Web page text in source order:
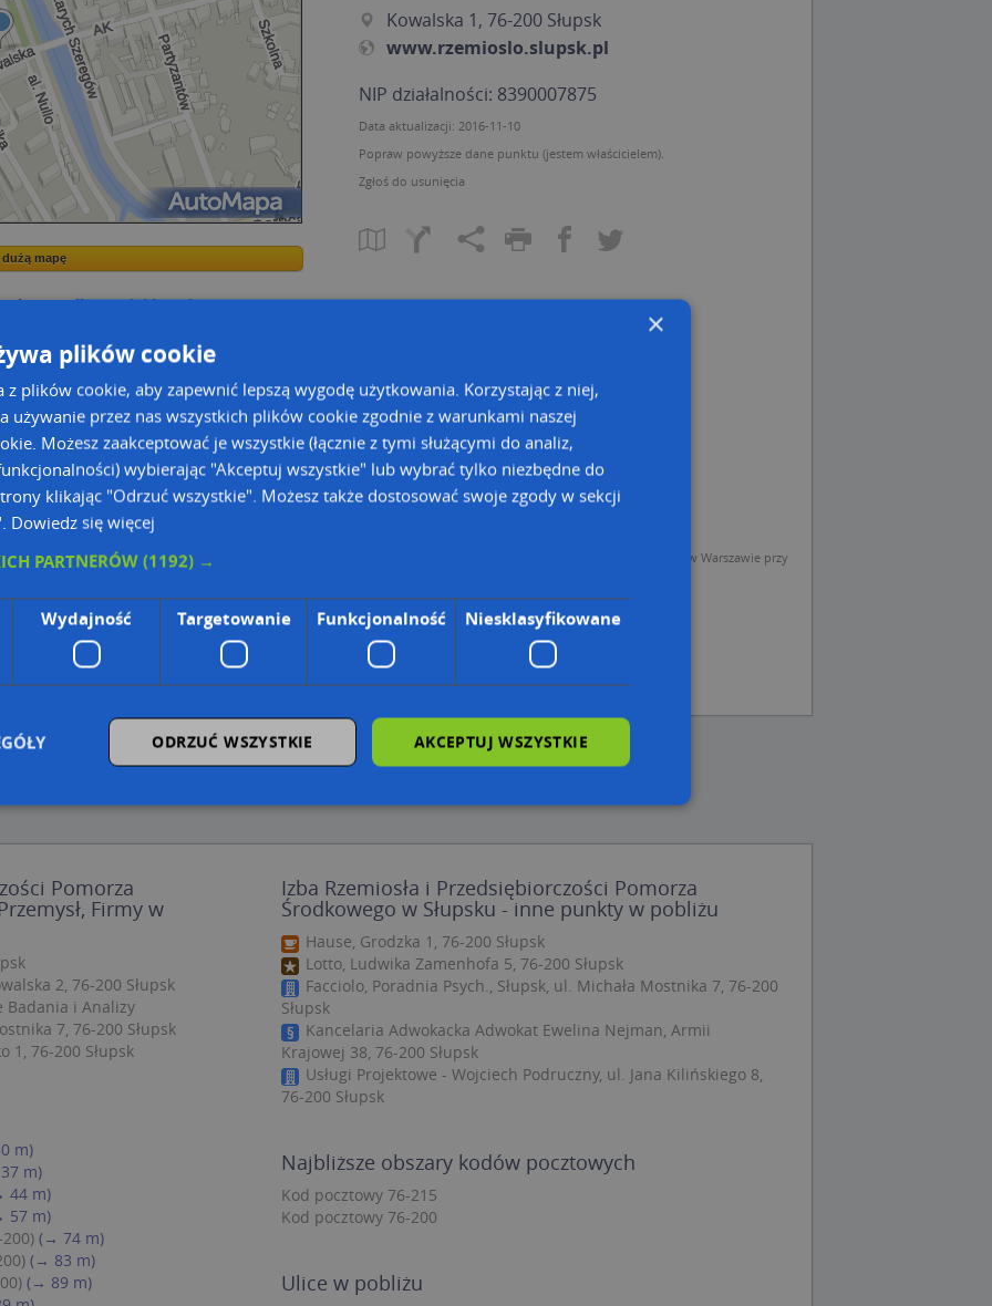
dużą mapę
mapę
tras dla Twojej branży
Kowalska 1, 76-200 Słupsk
www.rzemioslo.slupsk.pl
NIP działalności: 8390007875
Data aktualizacji: 2016-11-10
Popraw powyższe dane punktu (jestem właścicielem).
Zgłoś do usunięcia
Danych Osobowych Administratorem (RODO), administratorem danych jest AutoMapa sp. z o.o. (Operator) z siedzibą w Warszawie przy
firm i na mapach (art. 6 ust. 1 lit. f RODO)
operatora (art. 6 ust. 1 lit. f RODO)
z firmowych stron www oraz od podmiotów zewnętrznych.
odo_przetwarzanie/
Pomorza
Firmy w
2, 76-200 Słupsk
Badania i Analizy
7, 76-200 Słupsk
1, 76-200 Słupsk
m)
m)
44 m)
57 m)
(→ 74 m)
(→ 83 m)
(→ 89 m)
Izba Rzemiosła i Przedsiębiorczości Pomorza
Środkowego w Słupsku - inne punkty w pobliżu
Hause, Grodzka 1, 76-200 Słupsk
Lotto, Ludwika Zamenhofa 5, 76-200 Słupsk
Facciolo, Poradnia Psych., Słupsk, ul. Michała Mostnika 7, 76-200
Słupsk
Kancelaria Adwokacka Adwokat Ewelina Nejman, Armii
Krajowej 38, 76-200 Słupsk
Usługi Projektowe - Wojciech Podruczny, ul. Jana Kilińskiego 8,
76-200 Słupsk
Najbliższe obszary kodów pocztowych
Kod pocztowy 76-215
Kod pocztowy 76-200
Ulice w pobliżu
×
plików cookie
z plików cookie, aby zapewnić lepszą wygodę użytkowania. Korzystając z niej,
używanie przez nas wszystkich plików cookie zgodnie z warunkami naszej
Możesz zaakceptować je wszystkie (łącznie z tymi służącymi do analiz,
wybierając "Akceptuj wszystkie" lub wybrać tylko niezbędne do
klikając "Odrzuć wszystkie". Możesz także dostosować swoje zgody w sekcji
Dowiedz się więcej
PARTNERÓW(1192) →
Wydajność Targetowanie Funkcjonalność Niesklasyfikowane
AKCEPTUJ WSZYSTKIE
ODRZUĆ WSZYSTKIE
Wydajność Targetowanie Funkcjonalność Niesklasyfikowane
umożliwiają korzystanie z podstawowych funkcji strony internetowej, takich jak logowanie użytkownika i
niezbędnych plików cookie nie można prawidłowo korzystać ze strony internetowej.
Opis
.targeo.pl
Sesja
CookieScript
.targeo.pl
1 rok 1 miesiąc
Ten plik cookie jest używany przez usługę Cookie-Script.com
do zapamiętywania preferencji dotyczących zgody
użytkownika na pliki cookie. Jest to konieczne, aby baner
cookie Cookie-Script.com działał poprawnie.
Provider
Domena
.targeo.pl
utrzymywania stanu sesji.
/
przechowywania
1 rok 3 tygodnie
Ten plik cookie jest powszechnie używany przez firmę Microsoft jako
Okres przechowywania